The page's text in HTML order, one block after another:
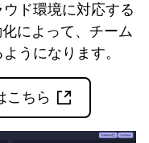
ド環境に対応する
によって、チーム
うになります。
こちら